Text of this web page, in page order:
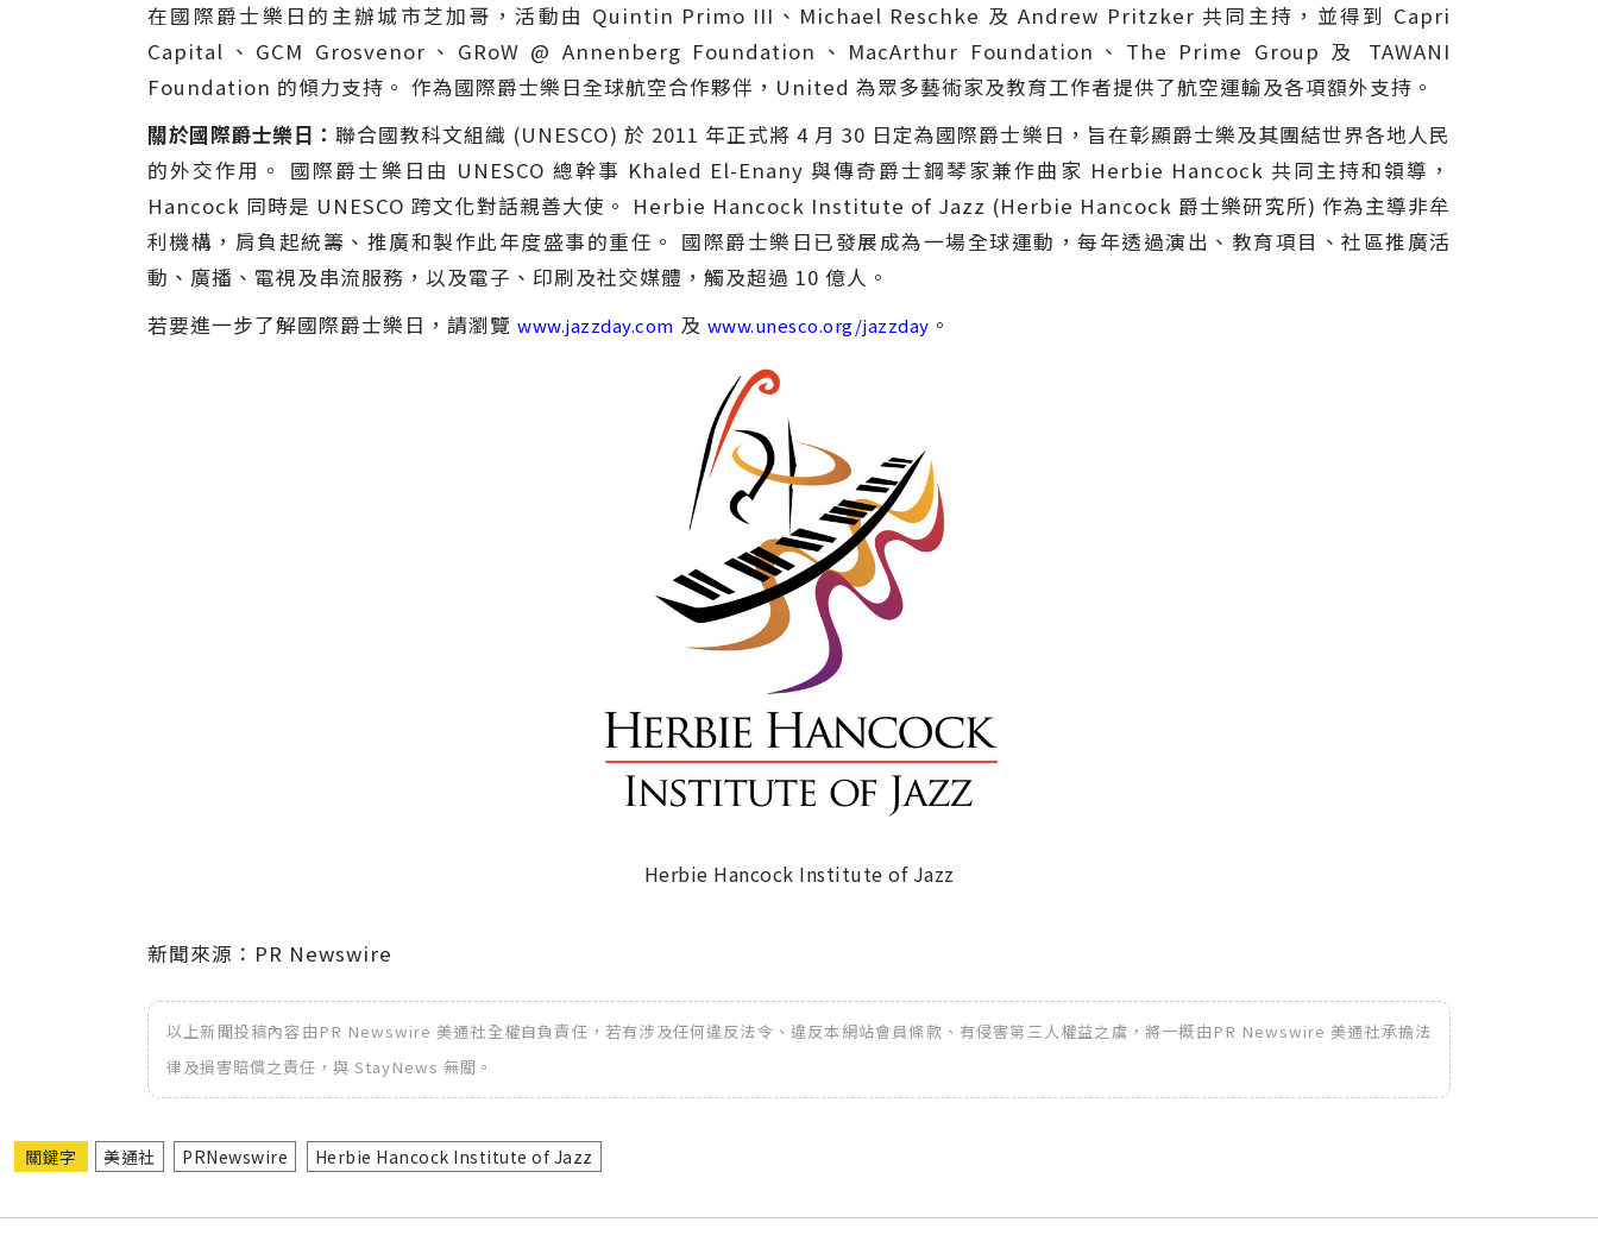
在國際爵士樂日的主辦城市芝加哥，活動由 Quintin Primo III、Michael Reschke 及 Andrew Pritzker 共同主持，並得到 Capri
Capital、GCM Grosvenor、GRoW @ Annenberg Foundation、MacArthur Foundation、The Prime Group 及 TAWANI
Foundation 的傾力支持。 作為國際爵士樂日全球航空合作夥伴，United 為眾多藝術家及教育工作者提供了航空運輸及各項額外支持。
關於國際爵士樂日： 聯合國教科文組織 (UNESCO) 於 2011 年正式將 4 月 30 日定為國際爵士樂日，旨在彰顯爵士樂及其團結世界各地人民
的外交作用。 國際爵士樂日由 UNESCO 總幹事 Khaled El-Enany 與傳奇爵士鋼琴家兼作曲家 Herbie Hancock 共同主持和領導，
Hancock 同時是 UNESCO 跨文化對話親善大使。 Herbie Hancock Institute of Jazz (Herbie Hancock 爵士樂研究所) 作為主導非牟
利機構，肩負起統籌、推廣和製作此年度盛事的重任。 國際爵士樂日已發展成為一場全球運動，每年透過演出、教育項目、社區推廣活
動、廣播、電視及串流服務，以及電子、印刷及社交媒體，觸及超過 10 億人。
若要進一步了解國際爵士樂日，請瀏覽 www.jazzday.com 及 www.unesco.org/jazzday 。
Herbie Hancock Institute of Jazz
新聞來源：PR Newswire
以上新聞投稿內容由PR Newswire 美通社全權自負責任，若有涉及任何違反法令、違反本網站會員條款、有侵害第三人權益之虞，將一概由PR Newswire 美通社承擔法
律及損害賠償之責任，與 StayNews 無關。
關鍵字 美通社 PRNewswire Herbie Hancock Institute of Jazz